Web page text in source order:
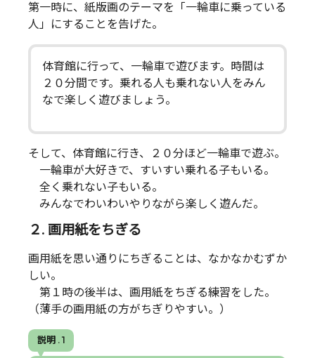
第一時に、紙版画のテーマを「一輪車に乗っている
人」にすることを告げた。
体育館に行って、一輪車で遊びます。時間は
２０分間です。乗れる人も乗れない人をみん
なで楽しく遊びましょう。
そして、体育館に行き、２０分ほど一輪車で遊ぶ。
一輪車が大好きで、すいすい乗れる子もいる。
全く乗れない子もいる。
みんなでわいわいやりながら楽しく遊んだ。
２. 画用紙をちぎる
画用紙を思い通りにちぎることは、なかなかむずか
しい。
第１時の後半は、画用紙をちぎる練習をした。
（薄手の画用紙の方がちぎりやすい。）
説明 . 1